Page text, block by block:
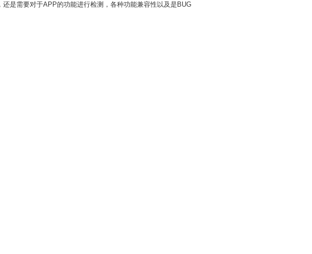
是需要对于APP的功能进行检测，各种功能兼容性以及是BUG